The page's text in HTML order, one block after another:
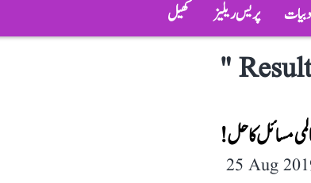
پریس ریلیز کھیل
"
مسائل کا حل!
25 Aug